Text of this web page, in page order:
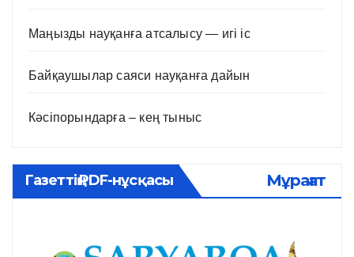
Маңызды науқанға атсалысу — игі іс
Байқаушылар саяси науқанға дайын
Кәсіпорындарға – кең тыныс
Газеттің PDF-нұсқасы Мұрағат